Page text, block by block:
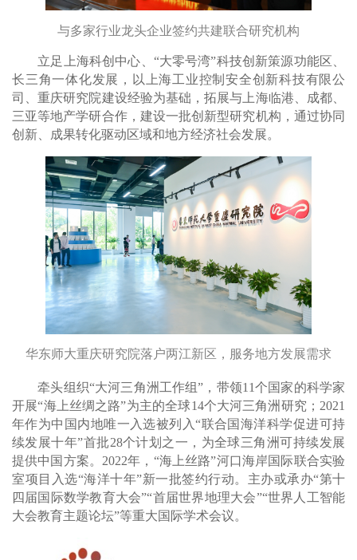
与多家行业龙头企业签约共建联合研究机构
立足上海科创中心、“大零号湾”科技创新策源功能区、
长三角一体化发展，以上海工业控制安全创新科技有限公
司、重庆研究院建设经验为基础，拓展与上海临港、成都、
三亚等地产学研合作，建设一批创新型研究机构，通过协同
创新、成果转化驱动区域和地方经济社会发展。
华东师大重庆研究院落户两江新区，服务地方发展需求
牵头组织“大河三角洲工作组”，带领11个国家的科学家
开展“海上丝绸之路”为主的全球14个大河三角洲研究；2021
年作为中国内地唯一入选被列入“联合国海洋科学促进可持
续发展十年”首批28个计划之一，为全球三角洲可持续发展
提供中国方案。2022年，“海上丝路”河口海岸国际联合实验
室项目入选“海洋十年”新一批签约行动。主办或承办“第十
四届国际数学教育大会”“首届世界地理大会”“世界人工智能
大会教育主题论坛”等重大国际学术会议。